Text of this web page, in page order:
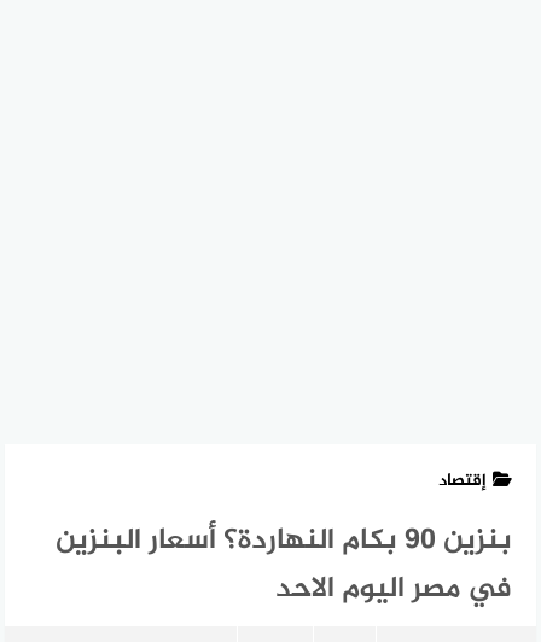
إقتصاد
بنزين 90 بكام النهاردة؟ أسعار البنزين
في مصر اليوم الاحد